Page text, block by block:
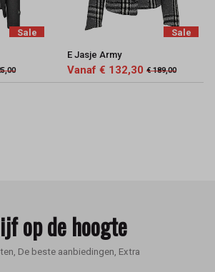
Sale Sale
E Jasje Army
Vanaf € 132,30 € 189,00
op de hoogte
De beste aanbiedingen, Extra